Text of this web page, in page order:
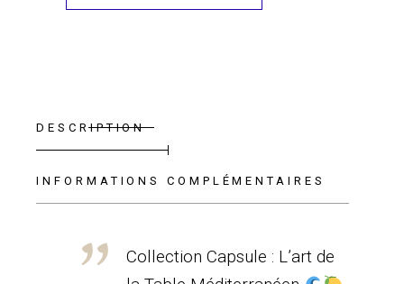
DESCRIPTION
INFORMATIONS COMPLÉMENTAIRES
Collection Capsule : L’art de